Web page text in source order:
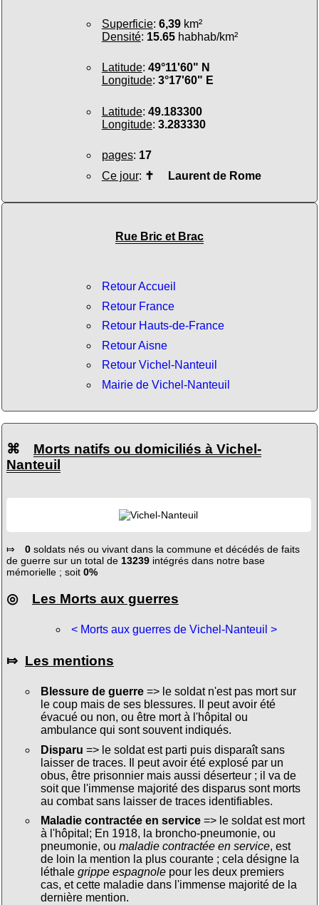
Superficie: 6,39km²
Densité: 15.65habhab/km²
Latitude: 49°11'60" N
Longitude: 3°17'60" E
Latitude: 49.183300
Longitude: 3.283330
pages: 17
Ce jour: ✝ Laurent de Rome
Rue Bric et Brac
Retour Accueil
Retour France
Retour Hauts-de-France
Retour Aisne
Retour Vichel-Nanteuil
Mairie de Vichel-Nanteuil
⌘ Morts natifs ou domiciliés à Vichel-
Nanteuil
⤇ 0soldats nés ou vivant dans la commune et décédés de faits
de guerre sur un total de 13239intégrés dans notre base
mémorielle ; soit 0%
◎ Les Morts aux guerres
< Morts aux guerres de Vichel-Nanteuil >
⤇ Les mentions
Blessure de guerre=> le soldat n'est pas mort sur
le coup mais de ses blessures. Il peut avoir été
évacué ou non, ou être mort à l'hôpital ou
ambulance qui sont souvent indiqués.
Disparu => le soldat est parti puis disparaît sans
laisser de traces. Il peut avoir été explosé par un
obus, être prisonnier mais aussi déserteur ; il va de
soit que l'immense majorité des disparus sont morts
au combat sans laisser de traces identifiables.
Maladie contractée en service=> le soldat est mort
à l'hôpital; En 1918, la broncho-pneumonie, ou
pneumonie, ou maladie contractée en service, est
de loin la mention la plus courante ; cela désigne la
léthale grippe espagnolepour les deux premiers
cas, et cette maladie dans l'immense majorité de la
dernière mention.